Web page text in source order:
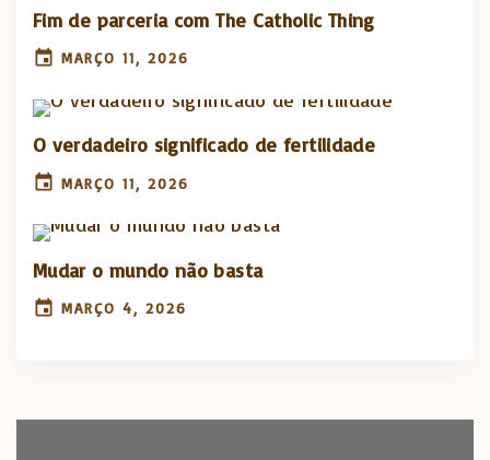
Fim de parceria com The Catholic Thing
MARÇO 11, 2026
O verdadeiro significado de fertilidade
MARÇO 11, 2026
Mudar o mundo não basta
MARÇO 4, 2026